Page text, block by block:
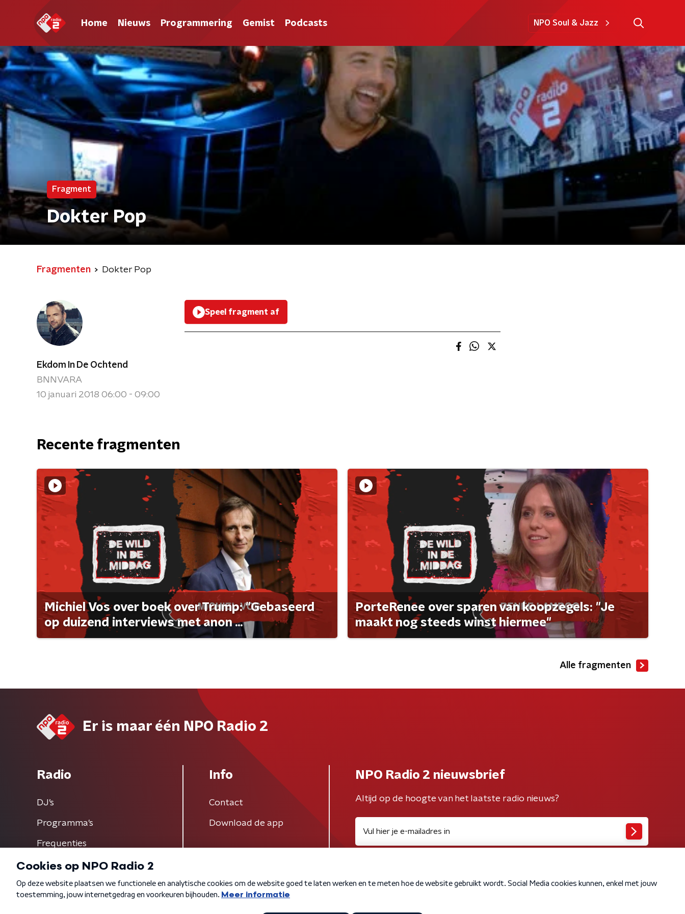
Home Nieuws Programmering Gemist Podcasts NPO Soul & Jazz
Fragment
Dokter Pop
Fragmenten Dokter Pop
Ekdom In De Ochtend
BNNVARA
10 januari 2018 06:00 - 09:00
Speel fragment af
Recente fragmenten
Michiel Vos over boek over Trump: "Gebaseerd
op duizend interviews met anon ...
PorteRenee over sparen van koopzegels: "Je
maakt nog steeds winst hiermee"
Alle fragmenten
Er is maar één NPO Radio 2
Radio
DJ’s
Programma's
Frequenties
Info
Contact
Download de app
NPO Radio 2 nieuwsbrief
Altijd op de hoogte van het laatste radio nieuws?
Algemene voorwaarden Privacybeleid